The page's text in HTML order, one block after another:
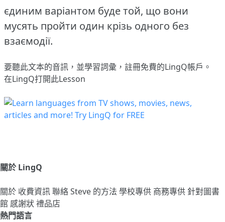
єдиним варіантом буде той, що вони
мусять пройти один крізь одного без
взаємодії.
要聽此文本的音訊，並學習詞彙， 註冊免費的LingQ帳戶。
在LingQ打開此Lesson
關於 LingQ
關於 收費資訊聯絡Steve 的方法 學校專供 商務專供 針對圖書
館 感謝狀禮品店
熱門語言